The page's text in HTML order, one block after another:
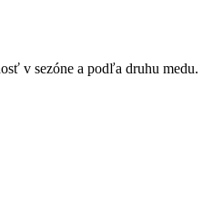
v sezóne a podľa druhu medu.